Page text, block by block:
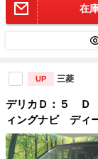
在
UP 三菱
デリカＤ：５ Ｄ
ィングナビ ディ
ラ 禁煙車 ＨＩ
正１８インチア